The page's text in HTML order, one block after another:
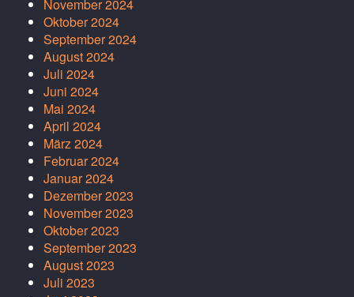
November 2024
Oktober 2024
September 2024
August 2024
Juli 2024
Juni 2024
Mai 2024
April 2024
März 2024
Februar 2024
Januar 2024
Dezember 2023
November 2023
Oktober 2023
September 2023
August 2023
Juli 2023